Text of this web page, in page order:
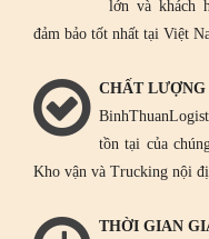
lớn và khách
đảm bảo tốt nhất tại Việt
CHẤT
tồn tại của
Kho vận và Trucking nội
THỜI GIAN